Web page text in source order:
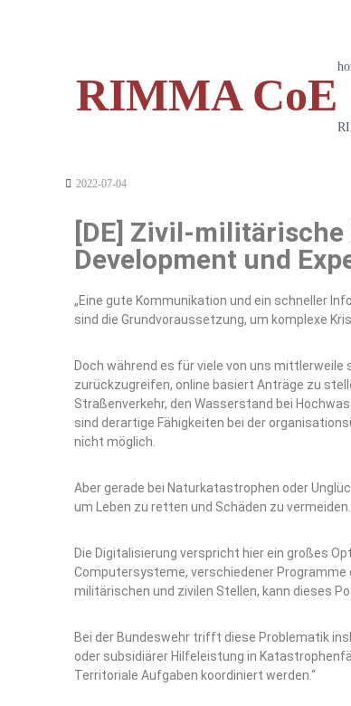
RIMMA CoE
2022-07-04
[DE] Zivil-
Development und
„Eine gute Kommunikation und ein schneller
sind die Grundvoraussetzung, um komplexe
Doch während es für viele von uns
zurückzugreifen, online basiert Anträge zu
Straßenverkehr, den Wasserstand bei
sind derartige Fähigkeiten bei der
nicht möglich.
Aber gerade bei Naturkatastrophen oder
um Leben zu retten und Schäden zu vermeiden.
Die Digitalisierung verspricht hier ein großes
Computersysteme, verschiedener
militärischen und zivilen Stellen, kann dieses
Bei der Bundeswehr trifft diese Problematik
oder subsidiärer Hilfeleistung in
Territoriale Aufgaben koordiniert werden.“